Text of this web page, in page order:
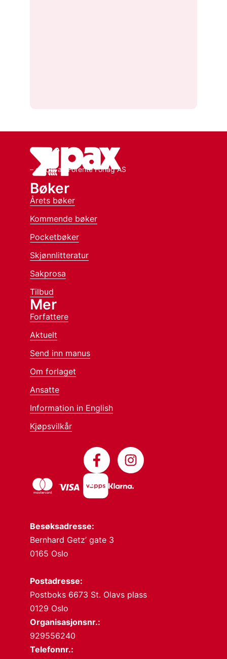
– en del av Forente Forlag AS
Besøksadresse:
Bernhard Getz’ gate 3
0165 Oslo
Postadresse:
Postboks 6673 St. Olavs plass
0129 Oslo
Organisasjonsnr.:
929556240
Telefonnr.:
Bøker
Årets bøker
Kommende bøker
Pocketbøker
Skjønnlitteratur
Sakprosa
Tilbud
Mer
Forfattere
Aktuelt
Send inn manus
Om forlaget
Ansatte
Information in English
Kjøpsvilkår